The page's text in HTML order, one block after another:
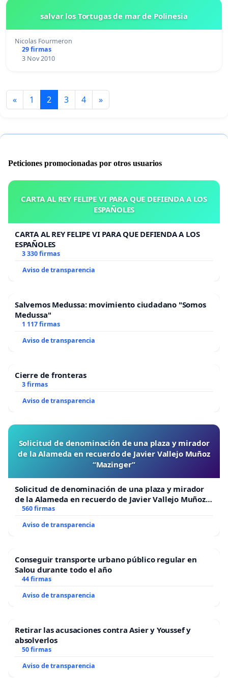
salvar los Tortugas de mar de Polinesia
Nicolas Fourmeron
29 firmas
3 Nov 2010
« 1 2 3 4 »
Peticiones promocionadas por otros usuarios
CARTA AL REY FELIPE VI PARA QUE DEFIENDA A LOS
ESPAÑOLES
CARTA AL REY FELIPE VI PARA QUE DEFIENDA A LOS
ESPAÑOLES
3 330 firmas
Aviso de transparencia
Salvemos Medussa: movimiento ciudadano "Somos
Medussa"
1 117 firmas
Aviso de transparencia
Cierre de fronteras
3 firmas
Aviso de transparencia
Solicitud de denominación de una plaza y mirador
de la Alameda en recuerdo de Javier Vallejo Muñoz
“Mazinger”
Solicitud de denominación de una plaza y mirador
de la Alameda en recuerdo de Javier Vallejo Muñoz
“Mazinger”
560 firmas
Aviso de transparencia
Conseguir transporte urbano público regular en
Salou durante todo el año
44 firmas
Aviso de transparencia
Retirar las acusaciones contra Asier y Youssef y
absolverlos
50 firmas
Aviso de transparencia